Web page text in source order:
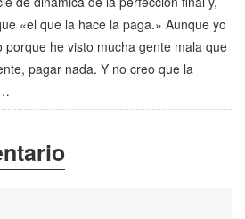
«el que la hace la paga.» Aunque yo
porque he visto mucha gente mala que
pagar nada. Y no creo que la